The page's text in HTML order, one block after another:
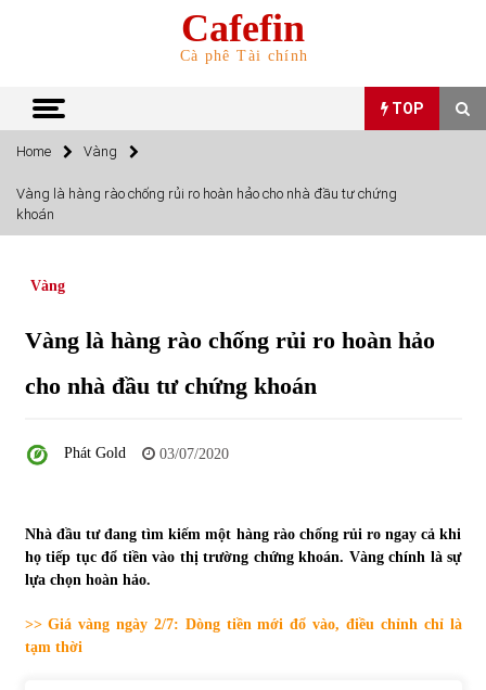
Cafefin
Cà phê Tài chính
TOP
TOP
Top 10 mặt hàng Việt Nam nhập khẩu nhiều nhất tháng
5/2022
5/2022
Tự doanh ngày 3.6.2022: CTCK mua ròng 28,7 tỷ đồng
06/06/2022
Top 10 tỷ phú giàu nhất thế giới – Bảng xếp hạng 2022
Home Vàng
Vàng là hàng rào chống rủi ro hoàn hảo cho nhà đầu tư chứng
khoán
Vàng
Vàng là hàng rào chống rủi ro hoàn hảo
cho nhà đầu tư chứng khoán
Phát Gold 03/07/2020
Nhà đầu tư đang tìm kiếm một hàng rào chống rủi ro ngay cả khi
họ tiếp tục đổ tiền vào thị trường chứng khoán. Vàng chính là sự
lựa chọn hoàn hảo.
>> Giá vàng ngày 2/7: Dòng tiền mới đổ vào, điều chỉnh chỉ là
tạm thời